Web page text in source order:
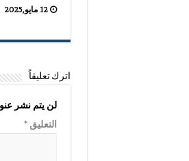
12 مايو,2025
اترك تعليقاً
لن يتم نشر
التعليق*